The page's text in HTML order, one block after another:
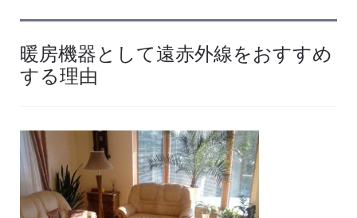
暖房機器として遠赤外線をおすすめ
する理由